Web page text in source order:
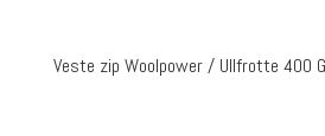
Veste zip Woolpower / Ullfrotte 400